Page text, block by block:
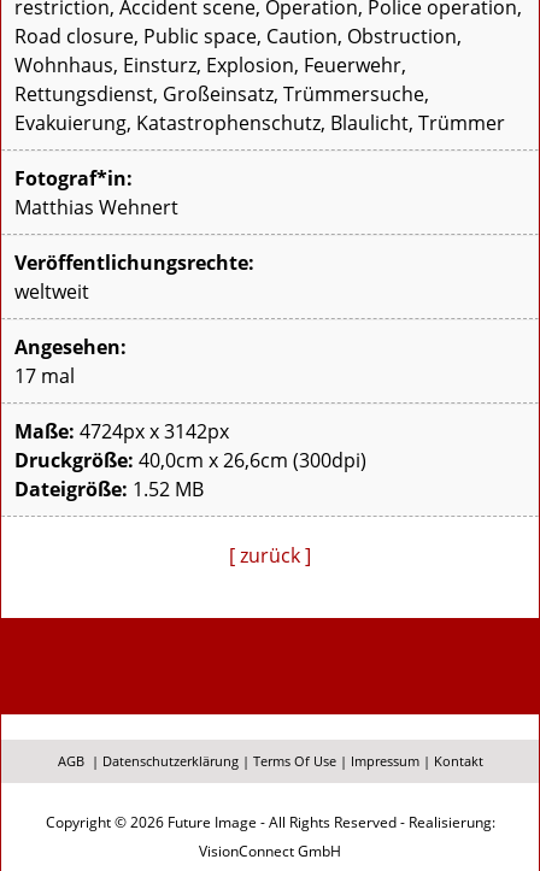
restriction, Accident scene, Operation, Police operation,
Road closure, Public space, Caution, Obstruction,
Wohnhaus, Einsturz, Explosion, Feuerwehr,
Rettungsdienst, Großeinsatz, Trümmersuche,
Evakuierung, Katastrophenschutz, Blaulicht, Trümmer
Fotograf*in:
Matthias Wehnert
Veröffentlichungsrechte:
weltweit
Angesehen:
17 mal
Maße: 4724px x 3142px
Druckgröße: 40,0cm x 26,6cm (300dpi)
Dateigröße: 1.52 MB
[ zurück ]
AGB | Datenschutzerklärung| Terms Of Use| Impressum| Kontakt
Copyright © 2026 Future Image - All Rights Reserved - Realisierung:
VisionConnect GmbH